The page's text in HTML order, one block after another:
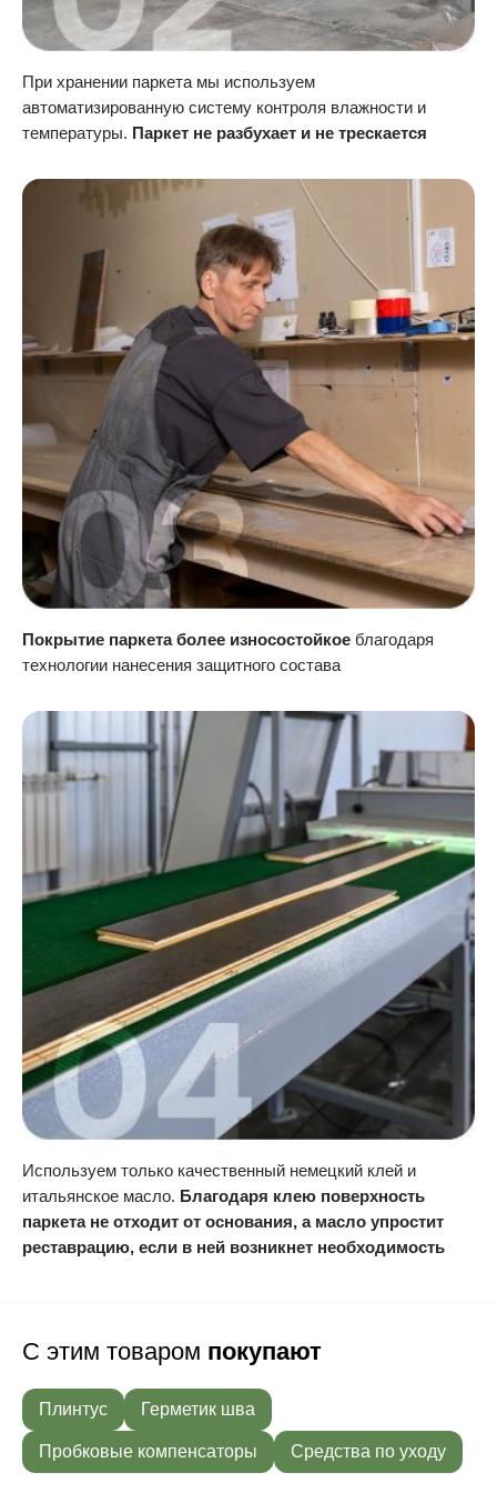
При хранении паркета мы используем
автоматизированную систему контроля влажности и
температуры. Паркет не разбухает и не трескается
Покрытие паркета более износостойкое благодаря
технологии нанесения защитного состава
Используем только качественный немецкий клей и
итальянское масло. Благодаря клею поверхность
паркета не отходит от основания, а масло упростит
реставрацию, если в ней возникнет необходимость
С этим товаром покупают
Плинтус Герметик шва
Пробковые компенсаторы Средства по уходу